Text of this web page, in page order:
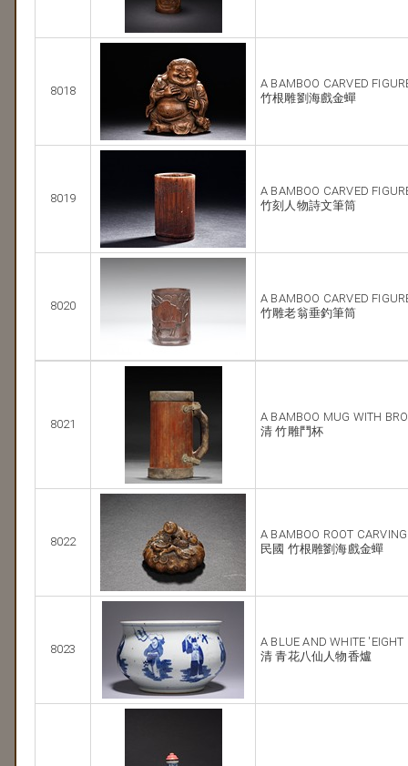
8018
A BAMBOO CARVED
竹根雕劉海戲金蟬
8019
A BAMBOO CARVED
竹刻人物詩文筆筒
8020
A BAMBOO CARVED
竹雕老翁垂釣筆筒
8021
A BAMBOO MUG WITH
清 竹雕鬥杯
8022
A BAMBOO ROOT
民國 竹根雕劉海戲金蟬
8023
A BLUE AND WHITE 'EIGHT
清 青花八仙人物香爐